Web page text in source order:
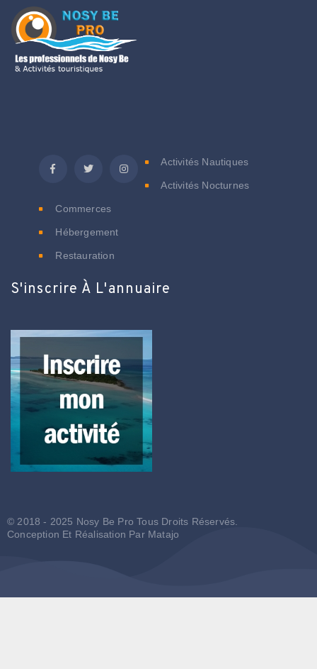
Activités Nautiques
Activités Nocturnes
Commerces
Hébergement
Restauration
S'inscrire À L'annuaire
© 2018 - 2025 Nosy Be Pro Tous Droits Réservés.
Conception Et Réalisation Par Matajo